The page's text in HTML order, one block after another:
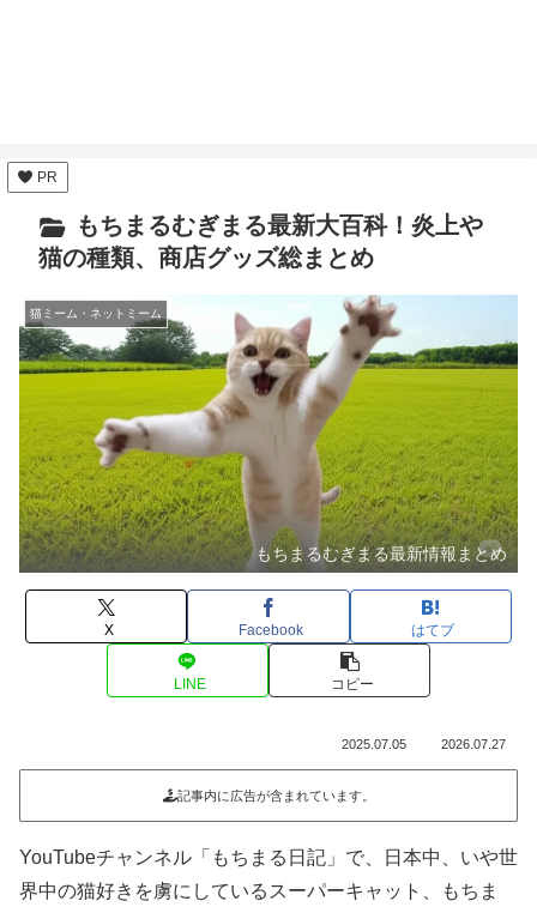
PR
もちまるむぎまる最新大百科！炎上や
猫の種類、商店グッズ総まとめ
猫ミーム・ネットミーム
もちまるむぎまる最新情報まとめ
X Facebook はてブ
LINE コピー
2025.07.05 2026.07.27
記事内に広告が含まれています。
YouTubeチャンネル「もちまる日記」で、日本中、いや世
界中の猫好きを虜にしているスーパーキャット、もちま